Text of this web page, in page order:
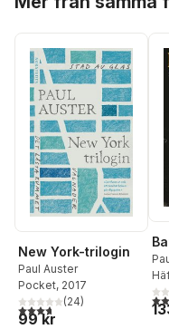
New York-trilogin
Paul Auster
Pocket, 2017
3,7utav 5 stjärnor. Totalt
(24)
99 kr
3,7